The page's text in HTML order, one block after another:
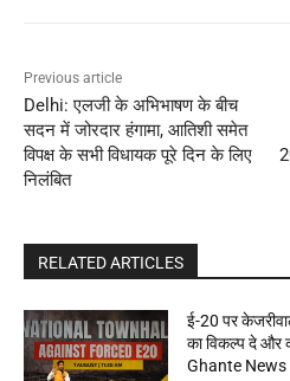
Previous article
Delhi: एलजी के अभिभाषण के बीच
सदन में जोरदार हंगामा, आतिशी समेत
विपक्ष के सभी विधायक पूरे दिन के लिए
निलंबित
RELATED ARTICLES
ई-20 पर
का विकल्प दे
Ghante News